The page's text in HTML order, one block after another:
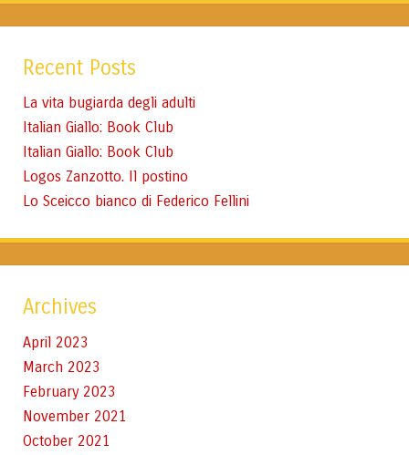
Recent Posts
La vita bugiarda degli adulti
Italian Giallo: Book Club
Italian Giallo: Book Club
Logos Zanzotto. Il postino
Lo Sceicco bianco di Federico Fellini
Archives
April 2023
March 2023
February 2023
November 2021
October 2021